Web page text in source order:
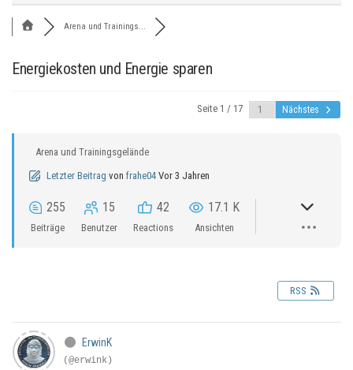
Arena und Trainings...
Energiekosten und Energie sparen
Seite 1 / 17 Nächstes
Arena und Trainingsgelände
Letzter Beitrag von frahe04 Vor 3 Jahren
255
Beiträge
15
Benutzer
42
Reactions
17.1 K
Ansichten
RSS
ErwinK
(@erwink)